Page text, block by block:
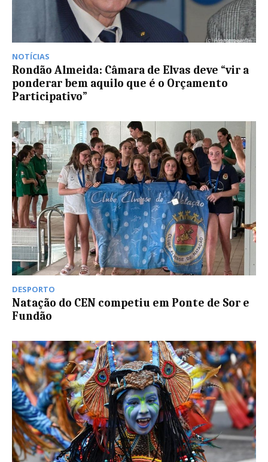
NOTÍCIAS
Rondão Almeida: Câmara de Elvas deve “vir a
ponderar bem aquilo que é o Orçamento
Participativo”
DESPORTO
Natação do CEN competiu em Ponte de Sor e
Fundão